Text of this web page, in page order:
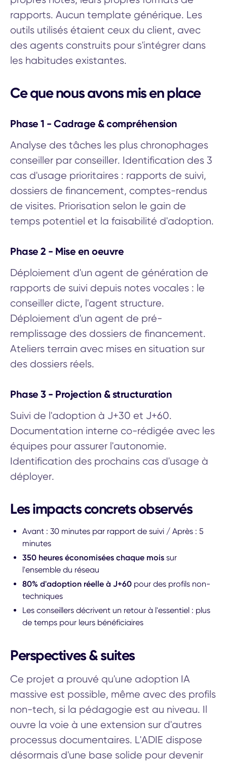
rapports. Aucun template générique. Les
outils utilisés étaient ceux du client, avec
des agents construits pour s'intégrer dans
les habitudes existantes.
Ce que nous avons mis en place
Phase 1 - Cadrage & compréhension
Analyse des tâches les plus chronophages
conseiller par conseiller. Identification des 3
cas d'usage prioritaires : rapports de suivi,
dossiers de financement, comptes-rendus
de visites. Priorisation selon le gain de
temps potentiel et la faisabilité d'adoption.
Phase 2 - Mise en oeuvre
Déploiement d'un agent de génération de
rapports de suivi depuis notes vocales : le
conseiller dicte, l'agent structure.
Déploiement d'un agent de pré-
remplissage des dossiers de financement.
Ateliers terrain avec mises en situation sur
des dossiers réels.
Phase 3 - Projection & structuration
Suivi de l'adoption à J+30 et J+60.
Documentation interne co-rédigée avec les
équipes pour assurer l'autonomie.
Identification des prochains cas d'usage à
déployer.
Les impacts concrets observés
Avant : 30 minutes par rapport de suivi / Après : 5
minutes
350 heures économisées chaque mois sur
l'ensemble du réseau
80% d'adoption réelle à J+60 pour des profils non-
techniques
Les conseillers décrivent un retour à l'essentiel : plus
de temps pour leurs bénéficiaires
Perspectives & suites
Ce projet a prouvé qu'une adoption IA
massive est possible, même avec des profils
non-tech, si la pédagogie est au niveau. Il
ouvre la voie à une extension sur d'autres
processus documentaires. L'ADIE dispose
désormais d'une base solide pour devenir